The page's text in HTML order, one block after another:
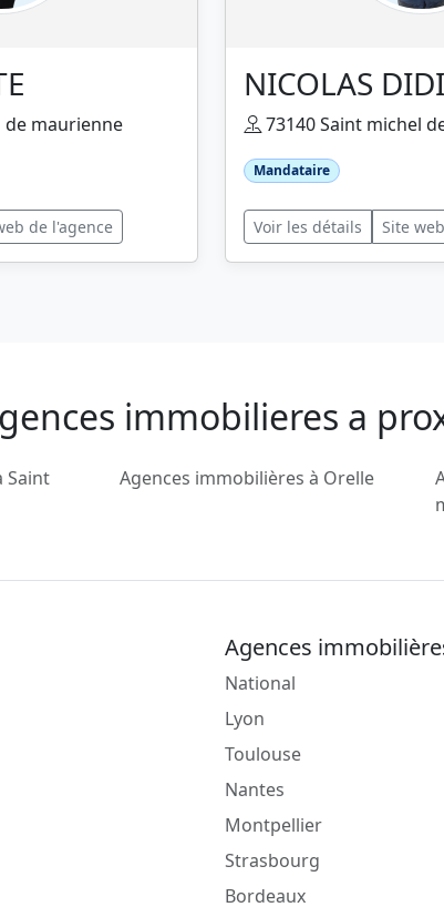
de maurienne
de l'agence
NICOLAS
73140 Saint michel
Mandataire
Voir les détails Site
immobilieres a
Saint
Agences immobilières à Orelle
Agences
National
Lyon
Toulouse
Nantes
Montpellier
Strasbourg
Bordeaux